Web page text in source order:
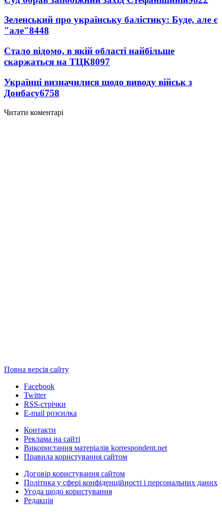
Зеленський про українську балістику: Буде, але є
"але"8448
Стало відомо, в якій області найбільше
скаржаться на ТЦК8097
Українці визначилися щодо виводу військ з
Донбасу6758
Читати коментарі
Повна версія сайту
Facebook
Twitter
RSS-стрічки
E-mail розсилка
Контакти
Реклама на сайті
Використання матеріалів korrespondent.net
Правила користування сайтом
Договір користування сайтом
Політика у сфері конфіденційності і персональних даних
Угода щодо користування
Редакція